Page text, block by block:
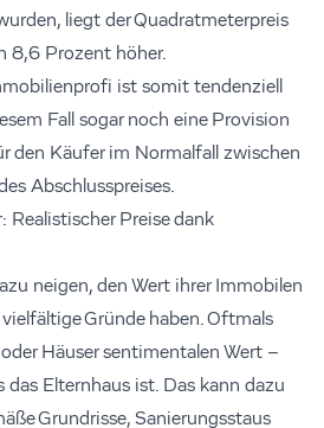
liegt der Quadratmeterpreis
8,6 Prozent höher.
ist somit tendenziell
Fall sogar noch eine Provision
den Käufer im Normalfall zwischen
Abschlusspreises.
Realistischer Preise dank
neigen, den Wert ihrer Immobilen
Gründe haben. Oftmals
Häuser sentimentalen Wert –
das Elternhaus ist. Das kann dazu
Grundrisse, Sanierungsstaus